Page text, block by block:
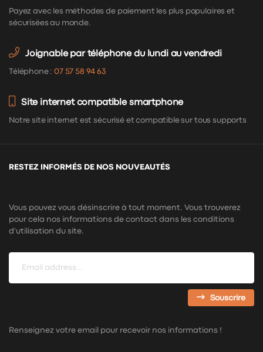
Payez avec les méthodes de paiement les plus populaires et
sécurisées au monde.
Joignable par téléphone du lundi au vendredi
Téléphone :07 57 58 94 63
Site internet compatible smartphone
Notre site internet est sécurisé et compatible sur tous supports
RESTEZ INFORMÉS DE NOS NOUVEAUTÉS
Vous pouvez vous désinscrire à tout moment. Vous trouverez
pour cela nos informations de contact dans les conditions
d'utilisation du site.
Souscrire
Renseignez votre email pour recevoir nos informations !